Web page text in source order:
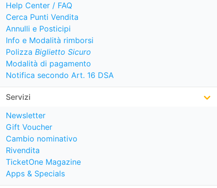
Help Center / FAQ
Cerca Punti Vendita
Annulli e Posticipi
Info e Modalità rimborsi
Polizza Biglietto Sicuro
Modalità di pagamento
Notifica secondo Art. 16 DSA
Servizi
Newsletter
Gift Voucher
Cambio nominativo
Rivendita
TicketOne Magazine
Apps & Specials